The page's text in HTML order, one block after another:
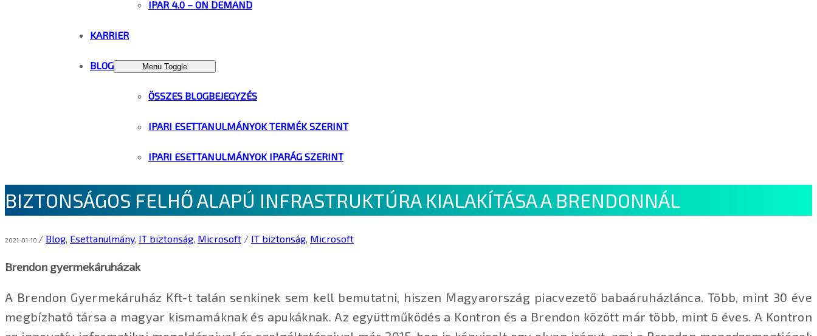
IPAR 4.0 – ON DEMAND
KARRIER
BLOG Menu Toggle
ÖSSZES BLOGBEJEGYZÉS
IPARI ESETTANULMÁNYOK TERMÉK SZERINT
IPARI ESETTANULMÁNYOK IPARÁG SZERINT
BIZTONSÁGOS FELHŐ ALAPÚ INFRASTRUKTÚRA KIALAKÍTÁSA A BRENDONNÁL
2021-01-10 / Blog, Esettanulmány, IT biztonság, Microsoft / IT biztonság, Microsoft
Brendon gyermekáruházak
A Brendon Gyermekáruház Kft-t talán senkinek sem kell bemutatni, hiszen Magyarország piacvezető babaáruházlánca. Több, mint 30 éve
megbízható társa a magyar kismamáknak és apukáknak. Az együttműködés a Kontron és a Brendon között már több, mint 6 éves. A Kontron